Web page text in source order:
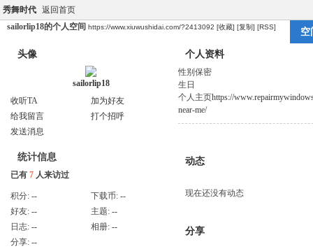
秀舞时代 返回首页
sailorlip18的个人空间 https://www.xiuwushidai.com/?2413092 [收藏] [复制] [RSS] 空
头像
sailorlip18
收听TA
加为好友
给我留言
打个招呼
发送消息
统计信息
已有 7 人来访过
积分: -- 下载币: --
好友: -- 主题: --
日志: -- 相册: --
分享: --
个人资料
性别 保密
生日
个人主页https://
near-me/
动态
现在还没有动态
分享